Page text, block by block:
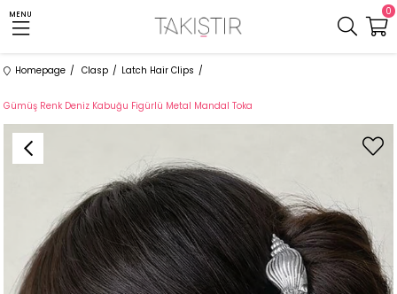
MENU 0
Homepage Clasp Latch Hair Clips
Gümüş Renk Deniz Kabuğu Figürlü Metal Mandal Toka